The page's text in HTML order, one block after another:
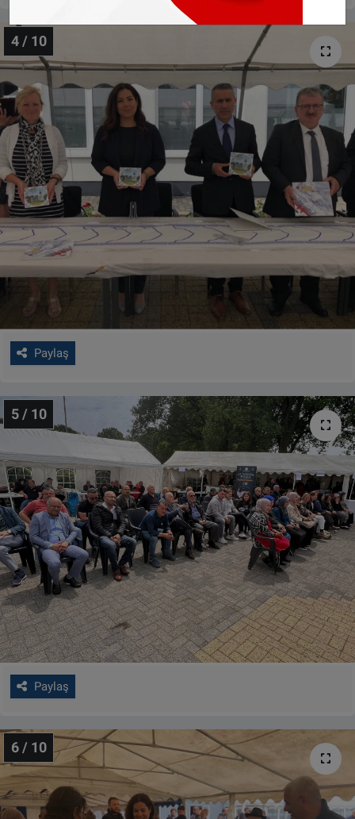
4 / 10
Paylaş
5 / 10
Paylaş
6 / 10